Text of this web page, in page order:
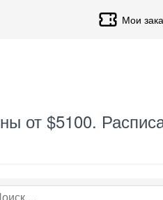
Мои
от $5100.